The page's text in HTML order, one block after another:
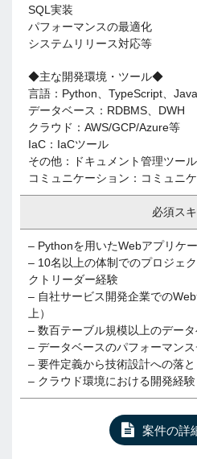
SQL実装
パフォーマンスの最適化
システムリリース対応等
◆主な開発環境・ツール◆
言語：Python、TypeScript、Java
データベース：RDBMS、DWH
クラウド：AWS/GCP/Azure等
IaC：IaCツール
その他：ドキュメント管理ツー
コミュニケーション：コミュニ
必須ス
– Pythonを用いたWebアプリケ
– 10名以上の体制でのプロジェ
クトリーダー経験
– 自社サービス開発企業での
上）
– 数百テーブル規模以上のデー
– データベースのパフォーマン
– 要件定義から技術設計への落
– クラウド環境における開発経験
案件の詳